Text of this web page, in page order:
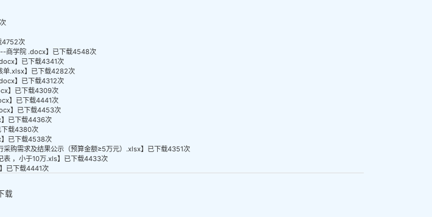
次
4752次
--商学院 .docx】已下载4548次
】已下载4341次
单.xlsx】已下载4282次
】已下载4312次
】已下载4309次
】已下载4441次
】已下载4453次
】已下载4436次
下载4380次
】已下载4538次
采购需求及结果公示（预算金额≥5万元）.xlsx】已下载4351次
表 ，小于10万.xls】已下载4433次
】已下载4441次
载